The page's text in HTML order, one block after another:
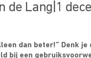
de Lang 1
dan beter!” Denk je
bij een